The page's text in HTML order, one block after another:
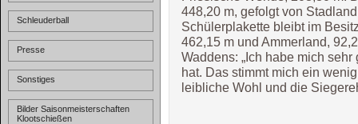
Schleuderball
Presse
Sonstiges
Bilder Saisonmeisterschaften
Klootschießen
448,20 m, gefolgt von
Schülerplakette bleibt im
462,15 m und Ammerland,
Waddens: „Ich habe mich
hat. Das stimmt mich ein
leibliche Wohl und die